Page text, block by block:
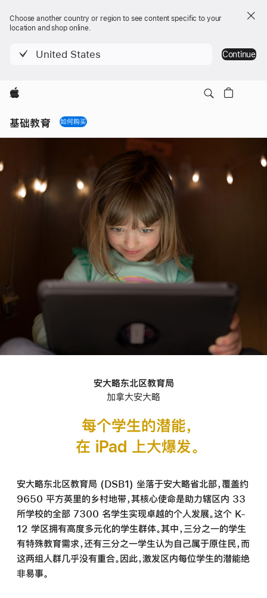
Choose another country or region to see content specific to your
location and shop online.
United States Continue
Apple
基础教育
Nav
Open
Menu
如何购买
安大略东北区教育局
加拿大安大略
每个学生的潜能，
在 iPad 上大爆发。
安大略东北区教育局 (DSB1) 坐落于安大略省北部，覆盖约
9650 平方英里的乡村地带，其核心使命是助力辖区内 33
所学校的全部 7300 名学生实现卓越的个人发展。这个 K-
12 学区拥有高度多元化的学生群体。其中，三分之一的学生
有特殊教育需求，还有三分之一学生认为自己属于原住民，而
这两组人群几乎没有重合。因此，激发区内每位学生的潜能绝
非易事。